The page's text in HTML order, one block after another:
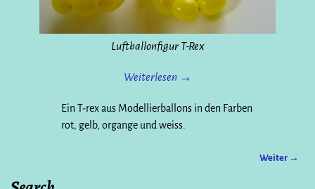
Luftballonfigur T-Rex
Weiterlesen →
Ein T-rex aus Modellierballons in den Farben
rot, gelb, organge und weiss.
Weiter →